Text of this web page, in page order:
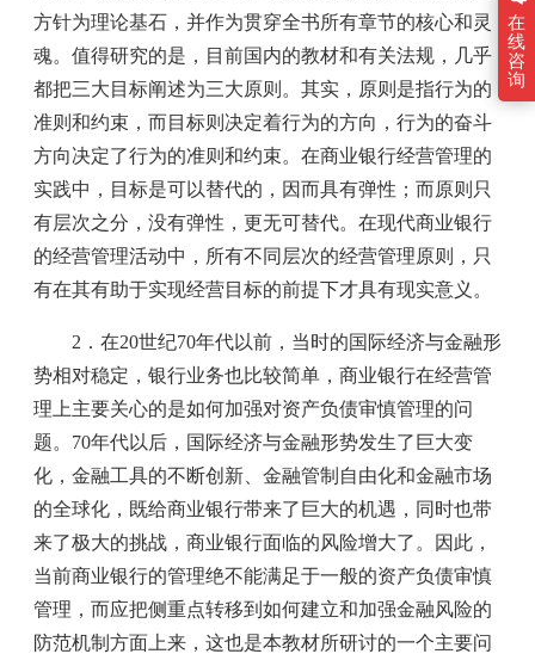
方针为理论基石，并作为贯穿全书所有章节的核心和灵
魂。值得研究的是，目前国内的教材和有关法规，几乎
都把三大目标阐述为三大原则。其实，原则是指行为的
准则和约束，而目标则决定着行为的方向，行为的奋斗
方向决定了行为的准则和约束。在商业银行经营管理的
实践中，目标是可以替代的，因而具有弹性；而原则只
有层次之分，没有弹性，更无可替代。在现代商业银行
的经营管理活动中，所有不同层次的经营管理原则，只
有在其有助于实现经营目标的前提下才具有现实意义。
2．在20世纪70年代以前，当时的国际经济与金融形
势相对稳定，银行业务也比较简单，商业银行在经营管
理上主要关心的是如何加强对资产负债审慎管理的问
题。70年代以后，国际经济与金融形势发生了巨大变
化，金融工具的不断创新、金融管制自由化和金融市场
的全球化，既给商业银行带来了巨大的机遇，同时也带
来了极大的挑战，商业银行面临的风险增大了。因此，
当前商业银行的管理绝不能满足于一般的资产负债审慎
管理，而应把侧重点转移到如何建立和加强金融风险的
防范机制方面上来，这也是本教材所研讨的一个主要问
在
线
咨
询